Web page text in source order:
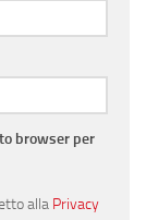
browser per
alla Privacy